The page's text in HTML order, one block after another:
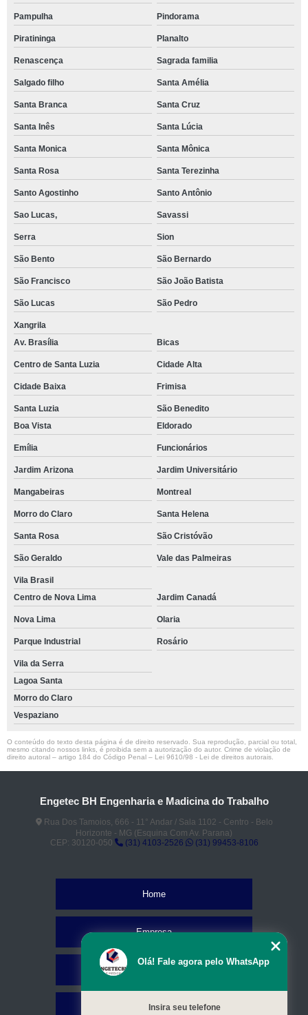
Pampulha Pindorama
Piratininga Planalto
Renascença Sagrada familia
Salgado filho Santa Amélia
Santa Branca Santa Cruz
Santa Inês Santa Lúcia
Santa Monica Santa Mônica
Santa Rosa Santa Terezinha
Santo Agostinho Santo Antônio
Sao Lucas, Savassi
Serra Sion
São Bento São Bernardo
São Francisco São João Batista
São Lucas São Pedro
Xangrila
Av. Brasília
Bicas
Centro de Santa Luzia Cidade Alta
Cidade Baixa Frimisa
Santa Luzia
São Benedito
Boa Vista
Eldorado
Emília Funcionários
Jardim Arizona Jardim Universitário
Mangabeiras Montreal
Morro do Claro Santa Helena
Santa Rosa São Cristóvão
São Geraldo Vale das Palmeiras
Vila Brasil
Centro de Nova Lima
Jardim Canadá
Nova Lima Olaria
Parque Industrial Rosário
Vila da Serra
Lagoa Santa
Morro do Claro
Vespaziano
O conteúdo do texto desta página é de direito reservado. Sua reprodução, parcial ou total,
mesmo citando nossos links, é proibida sem a autorização do autor. Crime de violação de
direito autoral – artigo 184 do Código Penal – Lei 9610/98 - Lei de direitos autorais
Engetec BH Engenharia e Madicina do Trabalho
Rua Dos Tamoios, 666 - 11° Andar / Sala 1102 - Centro - Belo
Horizonte - MG (Esquina Com Av. Parana)
CEP: 30120-050
(31) 4103-2526 (31) 99453-8106
Home
Empresa
Serviços
Olá! Fale agora pelo WhatsApp
Insira seu telefone